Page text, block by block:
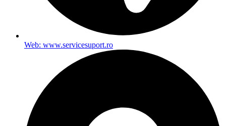
Web: www.servicesuport.ro